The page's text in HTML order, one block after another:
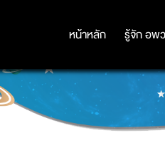
หน้าหลัก รู้จัก อพว
หน้าหลัก รู้จัก อพ
ร่วมค้นพบ “บัว